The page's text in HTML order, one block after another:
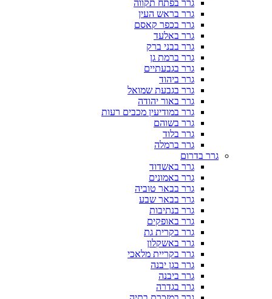
גרר בפתח תקווה
גרר בראש העין
גרר בכפר קאסם
גרר באלעד
גרר בבני ברק
גרר ברמת גן
גרר בגבעתיים
גרר ביהוד
גרר בגבעת שמואל
גרר באור יהודה
גרר במודיעין מכבים רעות
גרר בשוהם
גרר בלוד
גרר ברמלה
גרר בדרום
גרר באשדוד
גרר באמונים
גרר בבאר טוביה
גרר בבאר שבע
גרר בנתיבות
גרר באופקים
גרר בקרית גת
גרר באשקלון
גרר בקריית מלאכי
גרר בגן יבנה
גרר ביבנה
גרר בגדרה